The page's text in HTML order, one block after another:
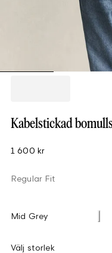
Kabelstickad
1 600 kr
Regular Fit
Mid Grey
Välj storlek